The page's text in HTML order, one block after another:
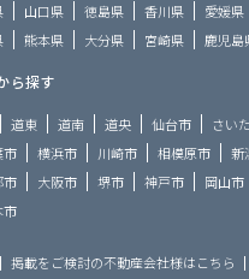
山口県 徳島県 香川県 愛媛県
熊本県 大分県 宮崎県 鹿児島
ら探す
道東 道南 道央 仙台市 さい
市 横浜市 川崎市 相模原市 新
市 大阪市 堺市 神戸市 岡山市
市
掲載をご検討の不動産会社様はこちら